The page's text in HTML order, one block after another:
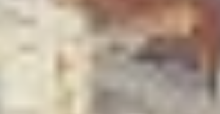
Kirjasto